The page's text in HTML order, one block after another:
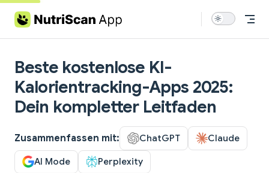
Skip to content
Beste kostenlose KI-
Kalorientracking-Apps 2025:
Dein kompletter Leitfaden
Zusammenfassen mit: ChatGPT Claude
AI Mode Perplexity